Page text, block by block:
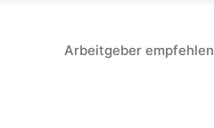
Arbeitgeber empfehlen